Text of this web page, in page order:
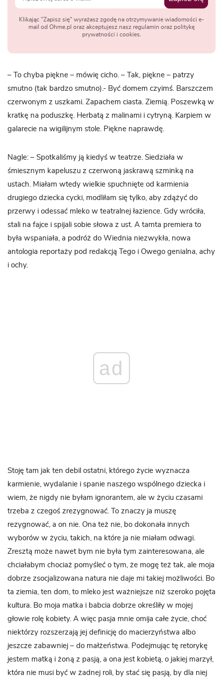
Klikając "Zapisz się" wyrażasz zgodę na otrzymywanie wiadomości e-
mail od Ohme.pl oraz akceptujesz nasz regulamin oraz politykę
prywatności i cookies.
– To chyba piękne – mówię cicho. – Tak, piękne – patrzy
smutno (tak bardzo smutno).- Być domem czyimś. Barszczem
czerwonym z uszkami. Zapachem ciasta. Ziemią. Poszewką w
kratkę na poduszkę. Herbatą z malinami i cytryną. Karpiem w
galarecie na wigilijnym stole. Piękne naprawdę.
Nagle: – Spotkaliśmy ją kiedyś w teatrze. Siedziała w
śmiesznym kapeluszu z czerwoną jaskrawą szminką na
ustach. Miałam wtedy wielkie spuchnięte od karmienia
drugiego dziecka cycki, modliłam się tylko, aby zdążyć do
przerwy i odessać mleko w teatralnej łazience. Gdy wróciła,
stali na fajce i spijali sobie słowa z ust. A tamta premiera to
była wspaniała, a podróż do Wiednia niezwykła, nowa
antologia reportaży pod redakcją Tego i Owego genialna, achy
i ochy.
ad
Stoję tam jak ten debil ostatni, którego życie wyznacza
karmienie, wydalanie i spanie naszego wspólnego dziecka i
wiem, że nigdy nie byłam ignorantem, ale w życiu czasami
trzeba z czegoś zrezygnować. To znaczy ja muszę
rezygnować, a on nie. Ona też nie, bo dokonała innych
wyborów w życiu, takich, na które ja nie miałam odwagi.
Zresztą może nawet bym nie była tym zainteresowana, ale
chciałabym chociaż pomyśleć o tym, że mogę też tak, ale moja
dobrze zsocjalizowana natura nie daje mi takiej możliwości. Bo
ta ziemia, ten dom, to mleko jest ważniejsze niż szeroko pojęta
kultura. Bo moja matka i babcia dobrze określiły w mojej
głowie rolę kobiety. A więc pasja mnie omija całe życie, choć
niektórzy rozszerzają jej definicję do macierzyństwa albo
jeszcze zabawniej – do małżeństwa. Podejmując tę retorykę
jestem matką i żoną z pasją, a ona jest kobietą, o jakiej marzył,
która nie musi być w żadnej roli, by stać się pasją, by dla niej